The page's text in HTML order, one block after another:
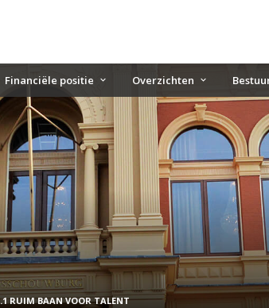
Financiële positie Overzichten
RUIM BAAN VOOR TALENT